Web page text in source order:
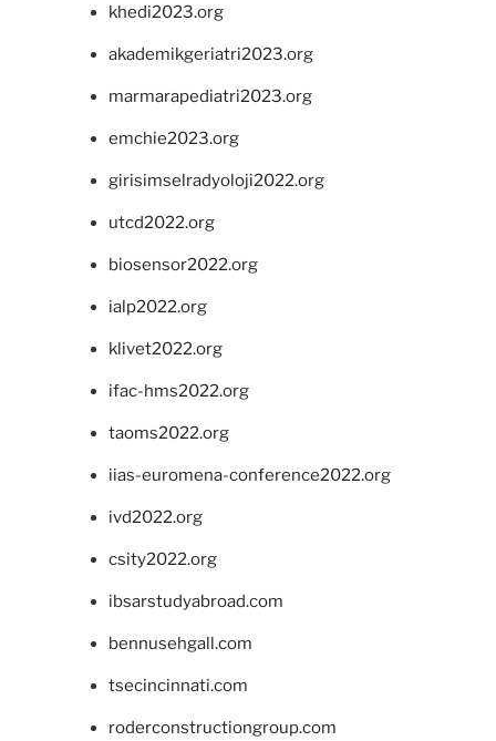
khedi2023.org
akademikgeriatri2023.org
marmarapediatri2023.org
emchie2023.org
girisimselradyoloji2022.org
utcd2022.org
biosensor2022.org
ialp2022.org
klivet2022.org
ifac-hms2022.org
taoms2022.org
iias-euromena-conference2022.org
ivd2022.org
csity2022.org
ibsarstudyabroad.com
bennusehgall.com
tsecincinnati.com
roderconstructiongroup.com